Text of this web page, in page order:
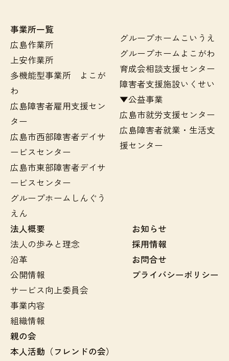
事業所一覧
広島作業所
上安作業所
多機能型事業所 よこが
わ
広島障害者雇用支援セン
ター
広島市西部障害者デイサ
ービスセンター
広島市東部障害者デイサ
ービスセンター
グループホームしんぐう
えん
グループホームこいうえ
グループホームよこがわ
育成会相談支援センター
障害者支援施設いくせい
▼公益事業
広島市就労支援センター
広島障害者就業・生活支
援センター
法人概要
法人の歩みと理念
沿革
公開情報
サービス向上委員会
事業内容
組織情報
お知らせ
採用情報
お問合せ
プライバシーポリシー
親の会
本人活動（フレンドの会）